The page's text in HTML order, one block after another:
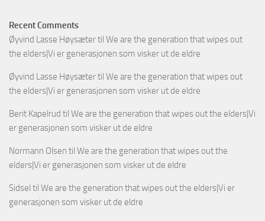
Recent Comments
Øyvind Lasse Høysætertil We are the generation that wipes out
the elders|Vi er generasjonen som visker ut de eldre
Øyvind Lasse Høysætertil We are the generation that wipes out
the elders|Vi er generasjonen som visker ut de eldre
Berit Kapelrud til We are the generation that wipes out the elders|Vi
er generasjonen som visker ut de eldre
Normann Olsen til We are the generation that wipes out the
elders|Vi er generasjonen som visker ut de eldre
Sidsel til We are the generation that wipes out the elders|Vi er
generasjonen som visker ut de eldre